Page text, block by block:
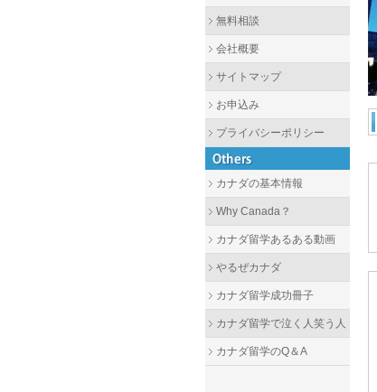
無料相談
会社概要
サイトマップ
お申込み
プライバシーポリシー
カナダの基本情報
Why Canada？
カナダ留学あるある動画
やるぜカナダ
カナダ留学成功冊子
カナダ留学で泣く人笑う人
カナダ留学のQ＆A